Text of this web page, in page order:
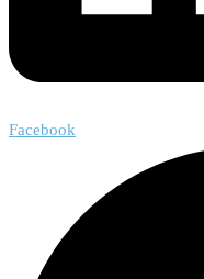
Facebook